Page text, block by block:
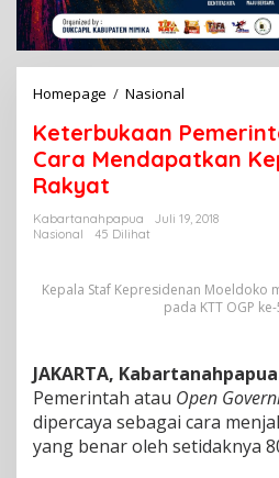
Homepage / Nasional
t
e
r
u
n
P
e
r
i
n
t
Keterbukaan
Cara Mendapatkan
Rakyat
Kabartanahpapua
Juli 19, 2018
Nasional
45 Dilihat
Kepala Staf Kepresidenan Moeldoko
pada KTT OGP
JAKARTA,
Pemerintah atau Open
dipercaya sebagai cara
yang benar oleh setidaknya